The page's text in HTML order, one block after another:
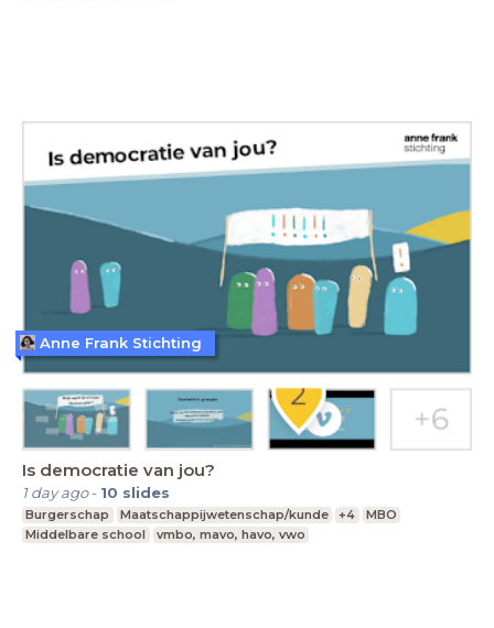
Is democratie van jou?
1 day ago- 10 slides
Burgerschap Maatschappijwetenschap/kunde +4
MBO
Middelbare school
vmbo, mavo, havo, vwo
Anne Frank Stichting